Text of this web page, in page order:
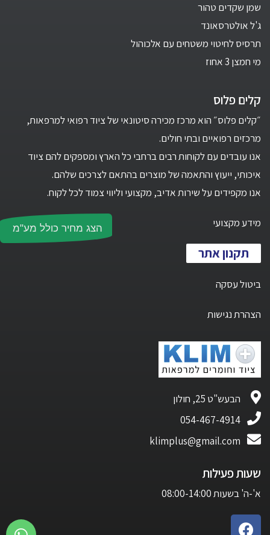
הצג מחיר כולל מע"מ
שמן שקדים טהור
ג'ל אולטרסאונד
תרסיס לחיטוי משטחים עם אלכוהול
מי חמצן 3 אחוז
קלים פלוס
״קלים פלוס״ הוא מרכז מכירה סיטונאי של ציוד רפואי למרפאות,
מרכזים רפואיים ובתי חולים.
אנו עובדים עם לקוחות רבים ברחבי כל הארץ ומספקים להם ציוד
איכותי, ייעוץ והתאמה של מוצרים בהתאם לצרכים שלהם.
אנו מקפידים על שירות אדיב, מקצועי וליווי צמוד לכל לקוח.
מידע מקצועי
תקנון אתר
ביטול עסקה
הצהרת נגישות
הבעש"ט 25, חולון
054-467-4914
klimplus@gmail.com
שעות פעילות
א'-ה' בשעות 08:00-14:00